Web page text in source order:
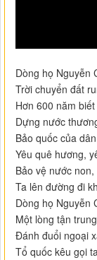
Dòng họ Nguyễn
Trời chuyển đất
Hơn 600 năm
Dựng nước
Bảo quốc của
Yêu quê hương,
Bảo vệ nước
Ta lên đường đi
Dòng họ Nguyễn
Một lòng tận
Đánh đuổi ngoại
Tổ quốc kêu gọi